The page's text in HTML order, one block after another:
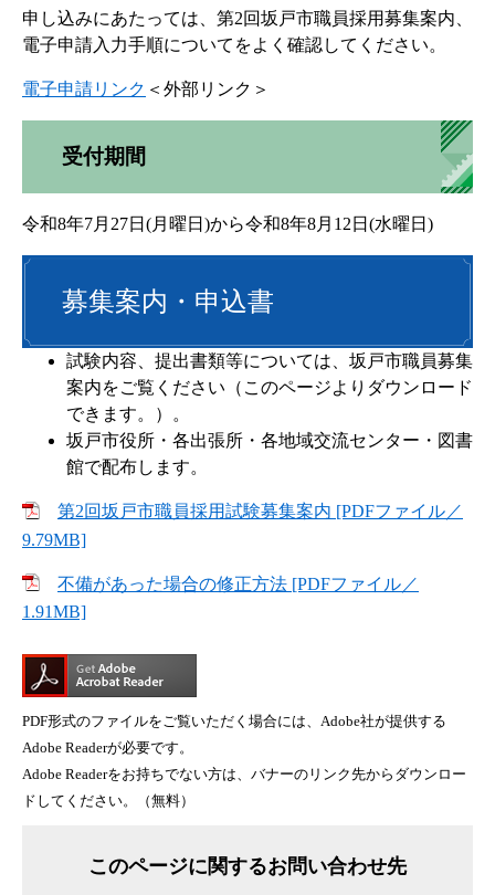
申し込みにあたっては、第2回坂戸市職員採用募集案内、
電子申請入力手順についてをよく確認してください。
電子申請リンク ＜外部リンク＞
受付期間
令和8年7月27日(月曜日)から令和8年8月12日(水曜日)
募集案内・申込書
試験内容、提出書類等については、坂戸市職員募集
案内をご覧ください（このページよりダウンロード
できます。）。
坂戸市役所・各出張所・各地域交流センター・図書
館で配布します。
第2回坂戸市職員採用試験募集案内 [PDFファイル／
9.79MB]
不備があった場合の修正方法 [PDFファイル／
1.91MB]
PDF形式のファイルをご覧いただく場合には、Adobe社が提供する
Adobe Readerが必要です。
Adobe Readerをお持ちでない方は、バナーのリンク先からダウンロー
ドしてください。（無料）
このページに関するお問い合わせ先